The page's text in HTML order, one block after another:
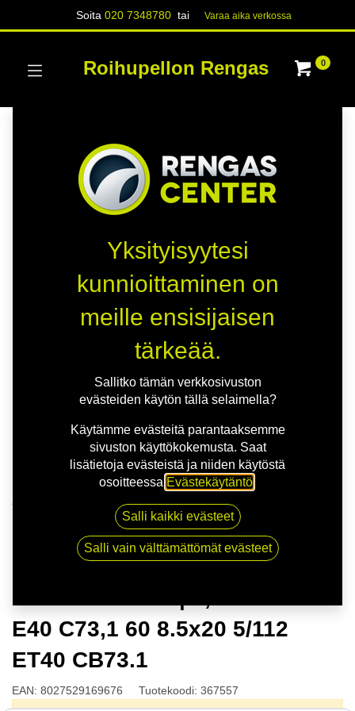
Soita020 7348780 tai Varaa aika verk​​​​ossa
Roihupellon Rengas 0
MSW 74 G.BLK | 8,5X20 5-112 E40 C73,1 60 8.5x20
5/112 ET40 CB73.1
E40 C73,1 60 8.5x20 5/112
ET40 CB73.1
EAN: 8027529169676 Tuotekoodi: 367557
Yksityisyytesi
kunnioittaminen on
meille ensisijaisen
tärkeää.
Sallitko tämän verkkosivuston
evästeiden käytön tällä selaimella?
Käytämme evästeitä parantaaksemme
sivuston käyttökokemusta. Saat
lisätietoja evästeistä ja niiden käytöstä
osoitteessa Evästekäytäntö
Salli kaikki evästeet
Salli vain välttämättömät evästeet